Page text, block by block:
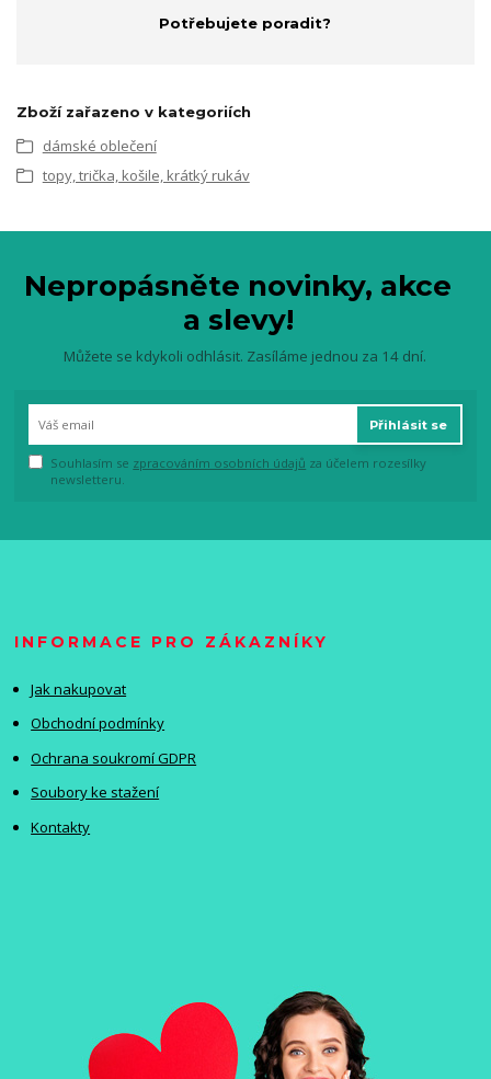
Potřebujete poradit?
Zboží zařazeno v kategoriích
dámské oblečení
topy, trička, košile, krátký rukáv
Nepropásněte novinky, akce
a slevy!
Můžete se kdykoli odhlásit. Zasíláme jednou za 14 dní.
Přihlásit se
Souhlasím se zpracováním osobních údajů za účelem rozesílky
newsletteru.
INFORMACE PRO ZÁKAZNÍKY
Jak nakupovat
Obchodní podmínky
Ochrana soukromí GDPR
Soubory ke stažení
Kontakty